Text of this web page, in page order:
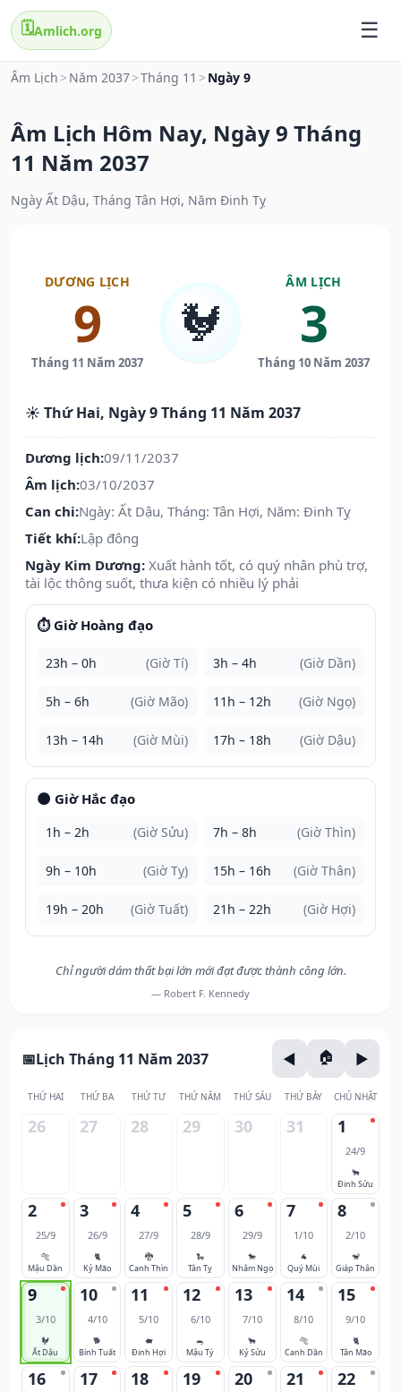
🗓️Amlich.org
Âm Lịch > Năm 2037>Tháng 11 > Ngày 9
Âm Lịch Hôm Nay, Ngày 9 Tháng
11 Năm 2037
Ngày Ất Dậu, Tháng Tân Hợi, Năm Đinh Tỵ
DƯƠNG LỊCH
9
Tháng 11 Năm 2037
🐓
ÂM LỊCH
3
Tháng 10 Năm 2037
☀️ Thứ Hai, Ngày 9 Tháng 11 Năm 2037
Dương lịch:09/11/2037
Âm lịch:03/10/2037
Can chi:Ngày: Ất Dậu, Tháng: Tân Hợi, Năm: Đinh Tỵ
Tiết khí:Lập đông
Ngày Kim Dương: Xuất hành tốt, có quý nhân phù trợ,
tài lộc thông suốt, thưa kiện có nhiều lý phải
⏱️ Giờ Hoàng đạo
23h – 0h (Giờ Tí) 3h – 4h (Giờ Dần)
5h – 6h (Giờ Mão) 11h – 12h (Giờ Ngọ)
13h – 14h (Giờ Mùi) 17h – 18h (Giờ Dậu)
🌑 Giờ Hắc đạo
1h – 2h (Giờ Sửu) 7h – 8h (Giờ Thìn)
9h – 10h (Giờ Tỵ) 15h – 16h (Giờ Thân)
19h – 20h (Giờ Tuất) 21h – 22h (Giờ Hợi)
Chỉ người dám thất bại lớn mới đạt được thành công lớn.
— Robert F. Kennedy
Lịch Tháng 11 Năm 2037
THỨ HAI THỨ BA THỨ TƯ THỨ NĂM THỨ SÁU THỨ BẢY CHỦ NHẬT
26 27 28 29 30 31 1
24/9
🐂
Đinh Sửu
2
25/9
🐅
Mậu Dần
3
26/9
🐈
Kỷ Mão
4
27/9
🐉
Canh Thìn
5
28/9
🐍
Tân Tỵ
6
29/9
🐎
Nhâm Ngọ
7
1/10
🐐
Quý Mùi
8
2/10
🐒
Giáp Thân
9
3/10
🐓
Ất Dậu
10
4/10
🐕
Bính Tuất
11
5/10
🐖
Đinh Hợi
12
6/10
🐀
Mậu Tý
13
7/10
🐂
Kỷ Sửu
14
8/10
🐅
Canh Dần
15
9/10
🐈
Tân Mão
16 17 18 19 20 21 22